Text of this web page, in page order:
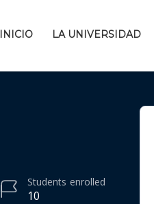
INICIO LA UNIVERSIDAD
10
Students enrolled